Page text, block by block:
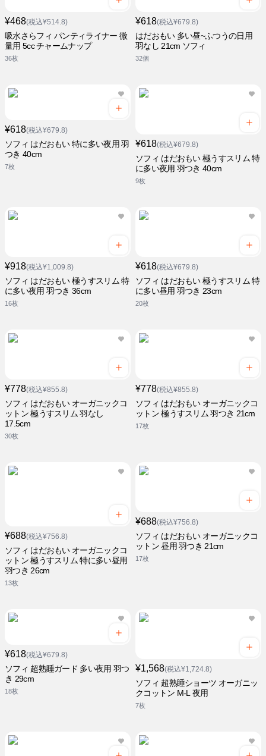
¥468(税込¥514.8)
吸水さらフィ パンティライナー 微
量用 5cc チャームナップ
36枚
¥618(税込¥679.8)
はだおもい 多い昼~ふつうの日用
羽なし 21cm ソフィ
32個
¥618(税込¥679.8)
ソフィ はだおもい 特に多い夜用 羽
つき 40cm
7枚
¥618(税込¥679.8)
ソフィ はだおもい 極うすスリム 特
に多い夜用 羽つき 40cm
9枚
¥918(税込¥1,009.8)
ソフィ はだおもい 極うすスリム 特
に多い夜用 羽つき 36cm
16枚
¥618(税込¥679.8)
ソフィ はだおもい 極うすスリム 特
に多い昼用 羽つき 23cm
20枚
¥778(税込¥855.8)
ソフィ はだおもい オーガニックコ
ットン 極うすスリム 羽なし
17.5cm
30枚
¥778(税込¥855.8)
ソフィ はだおもい オーガニックコ
ットン 極うすスリム 羽つき 21cm
17枚
¥688(税込¥756.8)
ソフィ はだおもい オーガニックコ
ットン 極うすスリム 特に多い昼用
羽つき 26cm
13枚
¥688(税込¥756.8)
ソフィ はだおもい オーガニックコ
ットン 昼用 羽つき 21cm
17枚
¥618(税込¥679.8)
ソフィ 超熟睡ガード 多い夜用 羽つ
き 29cm
18枚
¥1,568(税込¥1,724.8)
ソフィ 超熟睡ショーツ オーガニッ
クコットン M-L 夜用
7枚